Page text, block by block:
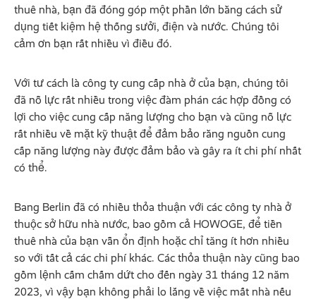
thuê nhà, bạn đã đóng góp một phần lớn bằng cách sử
dụng tiết kiệm hệ thống sưởi, điện và nước. Chúng tôi
cảm ơn bạn rất nhiều vì điều đó.
Với tư cách là công ty cung cấp nhà ở của bạn, chúng tôi
đã nỗ lực rất nhiều trong việc đàm phán các hợp đồng có
lợi cho việc cung cấp năng lượng cho bạn và cũng nỗ lực
rất nhiều về mặt kỹ thuật để đảm bảo rằng nguồn cung
cấp năng lượng này được đảm bảo và gây ra ít chi phí nhất
có thể.
Bang Berlin đã có nhiều thỏa thuận với các công ty nhà ở
thuộc sở hữu nhà nước, bao gồm cả HOWOGE, để tiền
thuê nhà của bạn vẫn ổn định hoặc chỉ tăng ít hơn nhiều
so với tất cả các chi phí khác. Các thỏa thuận này cũng bao
gồm lệnh cấm chấm dứt cho đến ngày 31 tháng 12 năm
2023, vì vậy bạn không phải lo lắng về việc mất nhà nếu